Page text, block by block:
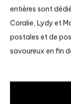
entières sont
Coralie, Lydy et
postales et de
savoureux en fin